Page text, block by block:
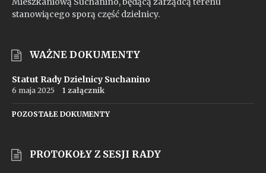
stanowiącego sporą część dzielnicy.
WAŻNE DOKUMENTY
Statut Rady Dzielnicy Suchanino
6 maja 2025 1 załącznik
POZOSTAŁE DOKUMENTY
PROTOKOŁY Z SESJI RADY